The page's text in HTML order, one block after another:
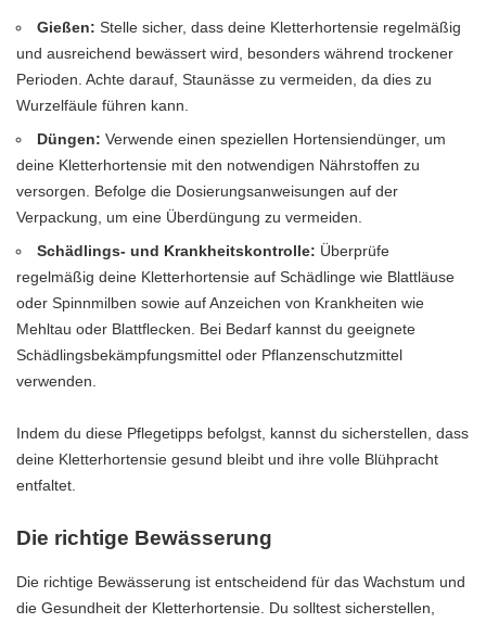
Gießen: Stelle sicher, dass deine Kletterhortensie regelmäßig
und ausreichend bewässert wird, besonders während trockener
Perioden. Achte darauf, Staunässe zu vermeiden, da dies zu
Wurzelfäule führen kann.
Düngen: Verwende einen speziellen Hortensiendünger, um
deine Kletterhortensie mit den notwendigen Nährstoffen zu
versorgen. Befolge die Dosierungsanweisungen auf der
Verpackung, um eine Überdüngung zu vermeiden.
Schädlings- und Krankheitskontrolle: Überprüfe
regelmäßig deine Kletterhortensie auf Schädlinge wie Blattläuse
oder Spinnmilben sowie auf Anzeichen von Krankheiten wie
Mehltau oder Blattflecken. Bei Bedarf kannst du geeignete
Schädlingsbekämpfungsmittel oder Pflanzenschutzmittel
verwenden.
Indem du diese Pflegetipps befolgst, kannst du sicherstellen, dass
deine Kletterhortensie gesund bleibt und ihre volle Blühpracht
entfaltet.
Die richtige Bewässerung
Die richtige Bewässerung ist entscheidend für das Wachstum und
die Gesundheit der Kletterhortensie. Du solltest sicherstellen,